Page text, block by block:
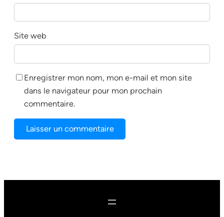
Site web
Enregistrer mon nom, mon e-mail et mon site
dans le navigateur pour mon prochain
commentaire.